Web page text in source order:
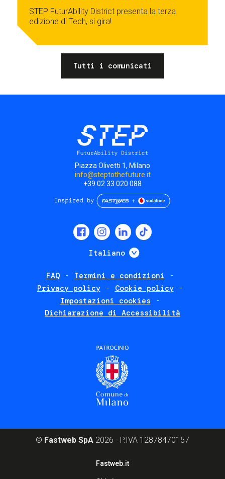
STEP FuturAbility District presenta la terza
edizione di Tech, si gira!
Tutti i comunicati
Piazza Olivetti 1, Milano
info@steptothefuture.it
+39 02 33 020 088
Italiano Mostra ulteriori
FAQ
Termini e condizioni
Privacy policy
Cookie policy
Impostazioni cookies
Dichiarazione di Accessibilità
© Fastweb SpA 2026 - P.IVA 12878470157
Fastweb.it